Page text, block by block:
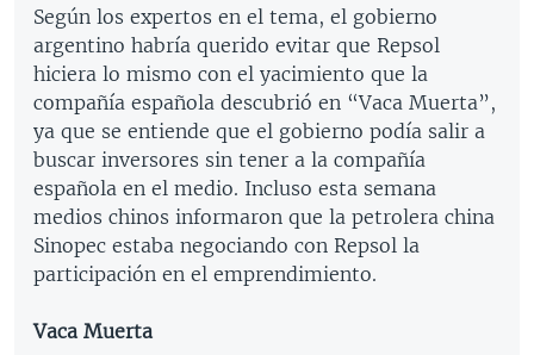
Según los expertos en el tema, el gobierno
argentino habría querido evitar que Repsol
hiciera lo mismo con el yacimiento que la
compañía española descubrió en “Vaca Muerta”,
ya que se entiende que el gobierno podía salir a
buscar inversores sin tener a la compañía
española en el medio. Incluso esta semana
medios chinos informaron que la petrolera china
Sinopec estaba negociando con Repsol la
participación en el emprendimiento.
Vaca Muerta